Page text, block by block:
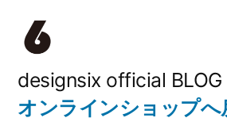
designsix official BLOG
オンラインショップへ